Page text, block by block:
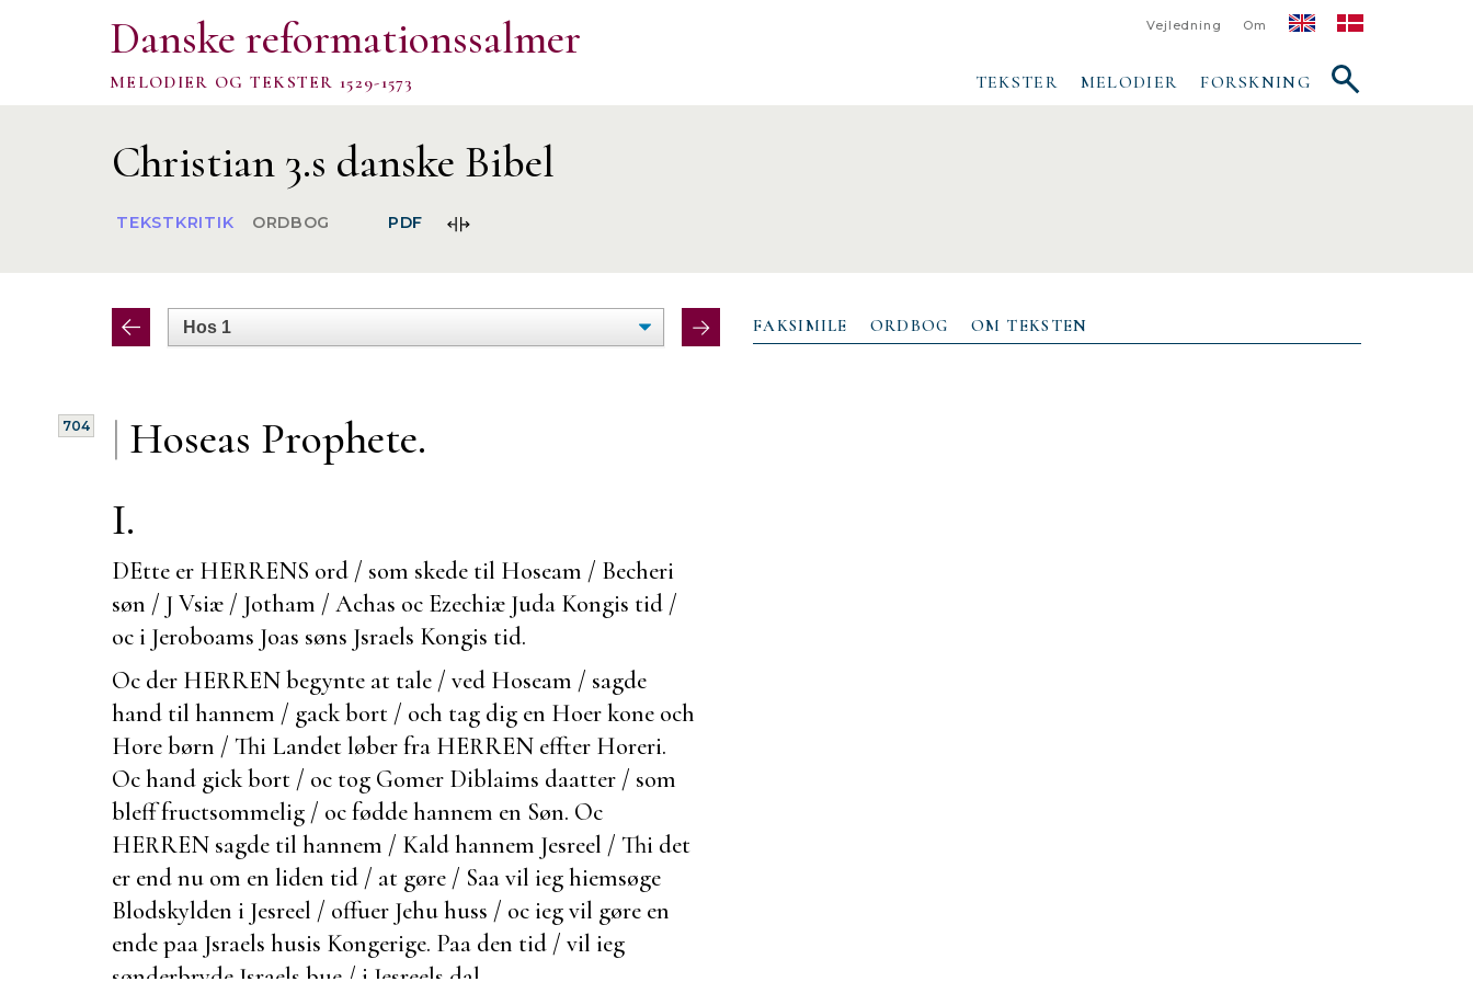
Danske reformationssalmer
MELODIER OG TEKSTER 1529-1573
Vejledning Om
TEKSTER MELODIER FORSKNING
Vis/skjul
søgefelt
Christian 3.s danske Bibel
TEKSTKRITIK ORDBOG PDF
FORØG/FORMINDSK
|
704
Hoseas Prophete.
I.
DEtte er HERRENS ord / som skede til Hoseam / Becheri
søn / J Vsiæ / Jotham / Achas oc Ezechiæ Juda Kongis tid /
oc i Jeroboams Joas søns Jsraels Kongis tid.
Oc der HERREN begynte at tale / ved Hoseam / sagde
hand til hannem / gack bort / och tag dig en Hoer kone och
Hore børn / Thi Landet løber fra HERREN effter Horeri.
Oc hand gick bort / oc tog Gomer Diblaims daatter / som
blefffructsommelig / oc fødde hannem en Søn. Oc
HERREN sagde til hannem / Kald hannem Jesreel / Thi det
er end nu om en liden tid / at gøre / Saa vil ieg hiemsøge
Blodskylden i Jesreel / offuer Jehu huss / oc ieg vil gøre en
ende paa Jsraels husis Kongerige. Paa den tid / vil ieg
sønderbryde Jsraels bue / i Jesreels dal.
FAKSIMILE ORDBOG OM TEKSTEN